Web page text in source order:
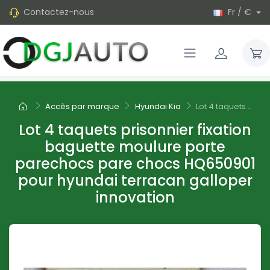
Contactez-nous Fr / €
Accès par marque Hyundai Kia Lot 4 taquets...
Lot 4 taquets prisonnier fixation
baguette moulure porte
parechocs pare chocs HQ650901
pour hyundai terracan galloper
innovation